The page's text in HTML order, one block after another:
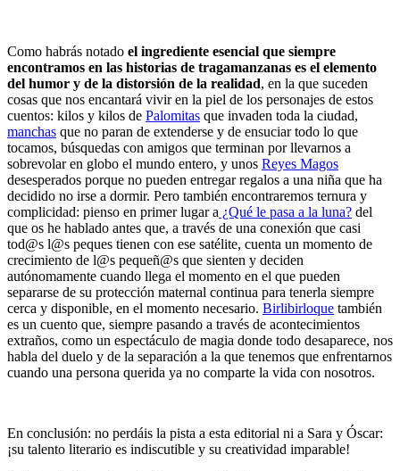
Como habrás notado el ingrediente esencial que siempre
encontramos en las historias de tragamanzanas es el elemento
del humor y de la distorsión de la realidad, en la que suceden
cosas que nos encantará vivir en la piel de los personajes de estos
cuentos: kilos y kilos de Palomitas que invaden toda la ciudad,
manchas que no paran de extenderse y de ensuciar todo lo que
tocamos, búsquedas con amigos que terminan por llevarnos a
sobrevolar en globo el mundo entero, y unos Reyes Magos
desesperados porque no pueden entregar regalos a una niña que ha
decidido no irse a dormir. Pero también encontraremos ternura y
complicidad: pienso en primer lugar a ¿Qué le pasa a la luna? del
que os he hablado antes que, a través de una conexión que casi
tod@s l@s peques tienen con ese satélite, cuenta un momento de
crecimiento de l@s pequeñ@s que sienten y deciden
autónomamente cuando llega el momento en el que pueden
separarse de su protección maternal continua para tenerla siempre
cerca y disponible, en el momento necesario. Birlibirloque también
es un cuento que, siempre pasando a través de acontecimientos
extraños, como un espectáculo de magia donde todo desaparece, nos
habla del duelo y de la separación a la que tenemos que enfrentarnos
cuando una persona querida ya no comparte la vida con nosotros.
En conclusión: no perdáis la pista a esta editorial ni a Sara y Óscar:
¡su talento literario es indiscutible y su creatividad imparable!